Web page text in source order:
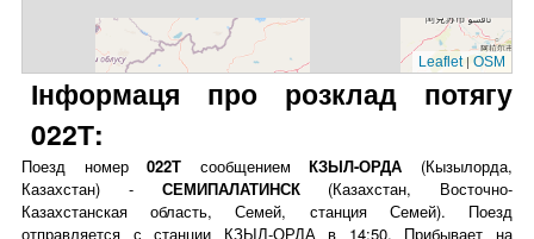
Leaflet| OSM
Інформаця про розклад потягу
022Т:
Поезд номер022Т сообщениемКЗЫЛ-ОРДА (Кызылорда,
Казахстан) - СЕМИПАЛАТИНСК(Казахстан, Восточно-
Казахстанская область, Семей, станция Семей). Поезд
отправляется с станции КЗЫЛ-ОРДА в 14:50. Прибывает на